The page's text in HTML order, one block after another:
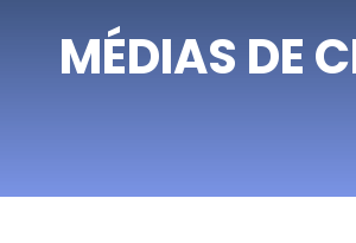
MÉDIAS DE